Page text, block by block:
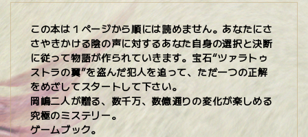
この本は１ページから順には読めません。あなたにさ
さやきかける陰の声に対するあなた自身の選択と決断
に従って物語が作られていきます。宝石“ツァラトゥ
ストラの翼”を盗んだ犯人を追って、ただ一つの正解
をめざしてスタートして下さい。
岡嶋二人が贈る、数千万、数億通りの変化が楽しめる
究極のミステリー。
ゲームブック。